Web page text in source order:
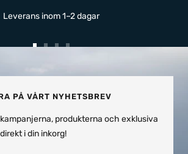
Leverans inom 1–2 dagar
1
2 3 4
PÅ VÅRT NYHETSBREV
produkterna och exklusiva
i din inkorg!